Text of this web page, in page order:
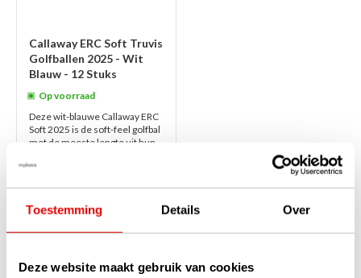
Toestemming Details Over
Deze website maakt gebruik van cookies
Callaway ERC Soft Truvis
Golfballen 2025 - Wit
Blauw - 12 Stuks
Op voorraad
Deze wit-blauwe Callaway ERC
Soft 2025 is de soft-feel golfbal
met de meeste lengte uit hun
en Hyper Elastic SoftFast C...
€42,95
1